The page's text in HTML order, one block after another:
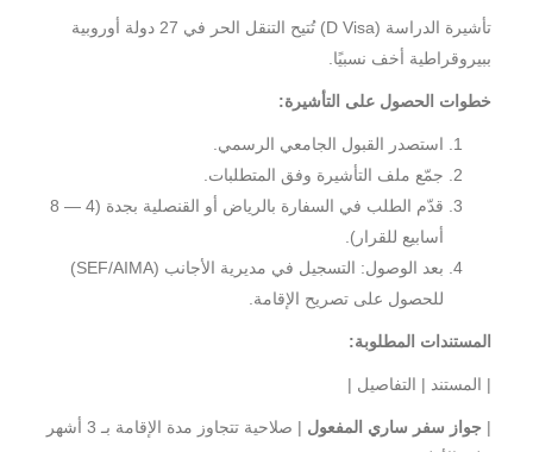
تأشيرة الدراسة (D Visa) تُتيح التنقل الحر في 27 دولة أوروبية
ببيروقراطية أخف نسبيًا.
خطوات الحصول على التأشيرة:
استصدر القبول الجامعي الرسمي.
جمّع ملف التأشيرة وفق المتطلبات.
قدّم الطلب في السفارة بالرياض أو القنصلية بجدة (4 — 8
أسابيع للقرار).
بعد الوصول: التسجيل في مديرية الأجانب (SEF/AIMA)
للحصول على تصريح الإقامة.
المستندات المطلوبة:
| المستند | التفاصيل |
| جواز سفر ساري المفعول
| صلاحية تتجاوز مدة الإقامة بـ 3 أشهر